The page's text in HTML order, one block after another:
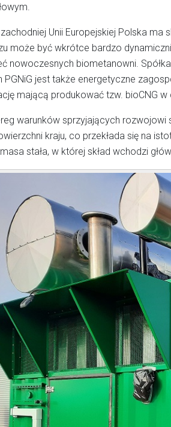
Unii Europejskiej Polska
może być wkrótce bardzo
nowoczesnych biometanowni.
PGNiG jest także energetyczne
mającą produkować tzw. bioCNG
warunków sprzyjających
kraju, co przekłada się na
stała, w której skład wchodzi